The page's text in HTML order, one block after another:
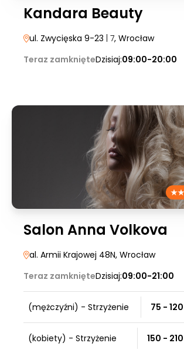
Kandara Beauty
ul. Zwycięska 9-23 | 7, Wrocław
Teraz zamknięteDzisiaj:09:00-20:00
Salon Anna Volkova
al. Armii Krajowej 48N, Wrocław
Teraz zamknięteDzisiaj:09:00-21:00
(mężczyźni) - Strzyżenie 75 - 120
(kobiety) - Strzyżenie 150 - 210